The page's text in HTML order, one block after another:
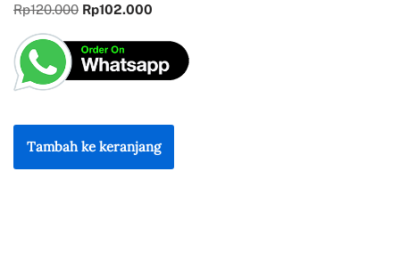
Rp120.000 Rp102.000
Tambah ke keranjang